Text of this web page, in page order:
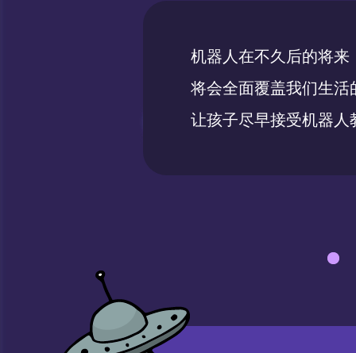
机器人在不久后的将来
将会全面覆盖我们生活
让孩子尽早接受机器人